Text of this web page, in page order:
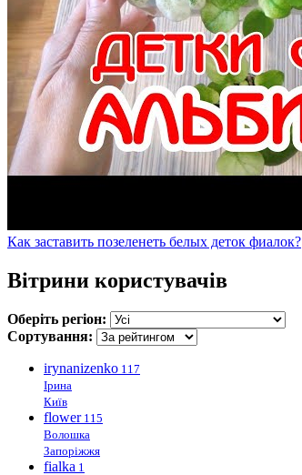
Как заставить позеленеть белых деток фиалок?
Вітрини користувачів
Оберіть регіон:
Сортування:
irynanizenko 117
Ірина
Київ
flower 115
Волошка
Запоріжжя
fialka 1